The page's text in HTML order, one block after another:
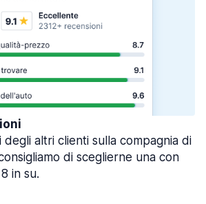
degli altri clienti sulla compagnia di
di sceglierne una con
in su.